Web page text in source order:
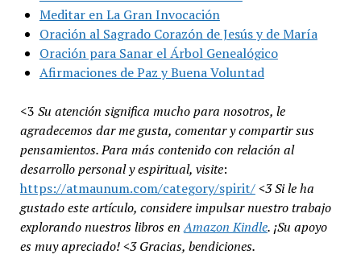
Meditar en La Gran Invocación
Oración al Sagrado Corazón de Jesús y de María
Oración para Sanar el Árbol Genealógico
Afirmaciones de Paz y Buena Voluntad
<3 Su atención significa mucho para nosotros, le
agradecemos dar me gusta, comentar y compartir sus
pensamientos. Para más contenido con relación al
desarrollo personal y espiritual, visite:
https://atmaunum.com/category/spirit/<3 Si le ha
gustado este artículo, considere impulsar nuestro trabajo
explorando nuestros libros enAmazon Kindle. ¡Su apoyo
es muy apreciado! <3 Gracias, bendiciones.